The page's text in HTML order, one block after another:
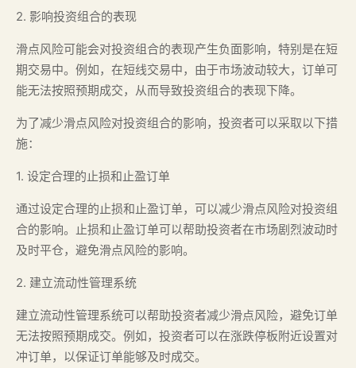
2. 影响投资组合的表现
滑点风险可能会对投资组合的表现产生负面影响，特别是在短
期交易中。例如，在短线交易中，由于市场波动较大，订单可
能无法按照预期成交，从而导致投资组合的表现下降。
为了减少滑点风险对投资组合的影响，投资者可以采取以下措
施：
1. 设定合理的止损和止盈订单
通过设定合理的止损和止盈订单，可以减少滑点风险对投资组
合的影响。止损和止盈订单可以帮助投资者在市场剧烈波动时
及时平仓，避免滑点风险的影响。
2. 建立流动性管理系统
建立流动性管理系统可以帮助投资者减少滑点风险，避免订单
无法按照预期成交。例如，投资者可以在涨跌停板附近设置对
冲订单，以保证订单能够及时成交。